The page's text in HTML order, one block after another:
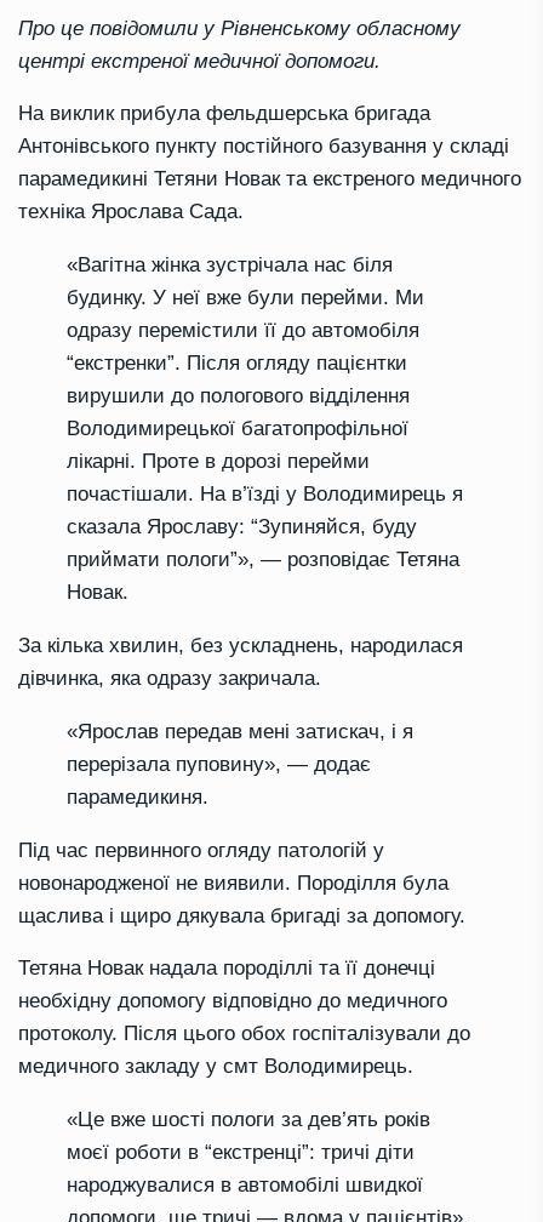
Про це повідомили у Рівненському обласному
центрі екстреної медичної допомоги.
На виклик прибула фельдшерська бригада
Антонівського пункту постійного базування у складі
парамедикині Тетяни Новак та екстреного медичного
техніка Ярослава Сада.
«Вагітна жінка зустрічала нас біля
будинку. У неї вже були перейми. Ми
одразу перемістили її до автомобіля
“екстренки”. Після огляду пацієнтки
вирушили до пологового відділення
Володимирецької багатопрофільної
лікарні. Проте в дорозі перейми
почастішали. На в’їзді у Володимирець я
сказала Ярославу: “Зупиняйся, буду
приймати пологи”», — розповідає Тетяна
Новак.
За кілька хвилин, без ускладнень, народилася
дівчинка, яка одразу закричала.
«Ярослав передав мені затискач, і я
перерізала пуповину», — додає
парамедикиня.
Під час первинного огляду патологій у
новонародженої не виявили. Породілля була
щаслива і щиро дякувала бригаді за допомогу.
Тетяна Новак надала породіллі та її донечці
необхідну допомогу відповідно до медичного
протоколу. Після цього обох госпіталізували до
медичного закладу у смт Володимирець.
«Це вже шості пологи за дев’ять років
моєї роботи в “екстренці”: тричі діти
народжувалися в автомобілі швидкої